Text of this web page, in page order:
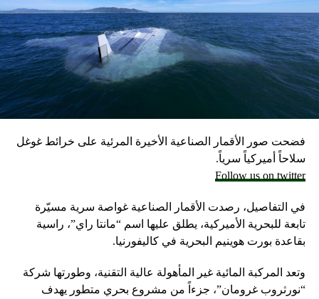
علماً أن الجيش الإسرائيلي يحتفظ بمخزون كبير من الأسلحة
احتياطيا في حال نشوب حرب محتملة مع لبنان، وفق ما أكد
مسؤولون إسرائيليون حاليون وسابقون.
وكانت وزارة الخارجية أرجأت في مايو، فقط تسليم قنابل زنة
2000 رطل و500 رطل إلى إسرائيل بسبب مخاوف بشأن سقوط
ضحايا من المدنيين في مدينة رفح.
إلا أن نتنياهو خرج الأسبوع المضي بتصريحات نارية، ومفاجئة
حول مماطلة أميركا في تسليم تل أبيب أسلحة
ما أثار حفيظة البيت الأبيض الذي وصف تلك التصريحات بالمخيبة
للآمال.
فضحت صور الأقمار الصناعية الأخيرة المرئية على خرائط غوغل
سلاحاً أميركياً سرياً.
Follow us on twitter
في التفاصيل، رصدت الأقمار الصناعية غواصة سرية مسيّرة
تابعة للبحرية الأميركية، يطلق عليها اسم “مانتا راي”، راسية
بقاعدة بورت هوينيم البحرية في كاليفورنيا.
وتعد المركبة المائية غير المأهولة عالية التقنية، وطورتها شركة
“نورثروب غرومان”، جزءاً من مشروع بحري متطور يهدف